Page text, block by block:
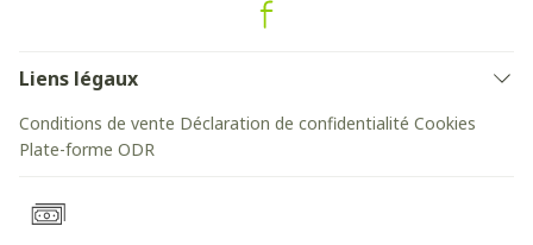
Liens légaux
Conditions de vente Déclaration de confidentialité Cookies
Plate-forme ODR